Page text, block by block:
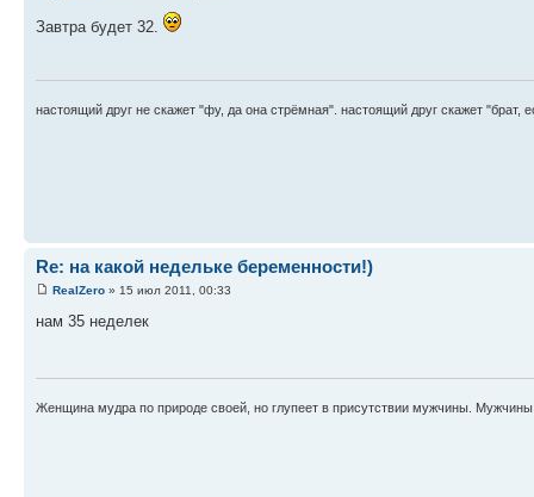
Завтра будет 32.
настоящий друг не скажет "фу, да она стрёмная". настоящий друг скажет
Re: на какой недельке беременности!)
RealZero » 15 июл 2011, 00:33
нам 35 неделек
Женщина мудра по природе своей, но глупеет в присутствии мужчины.